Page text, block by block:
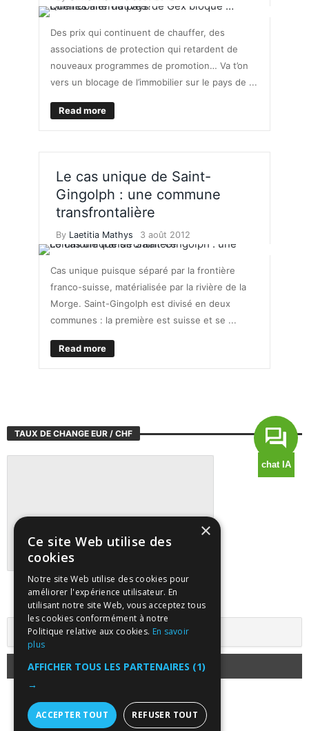
Des prix qui continuent de chauffer, des
associations de protection qui retardent de
nouveaux programmes de promotion… Va t’on
vers un blocage de l’immobilier sur le pays de ...
Read more
Le cas unique de Saint-
Gingolph : une commune
transfrontalière
By Laetitia Mathys 3 août 2012
Cas unique puisque séparé par la frontière
franco-suisse, matérialisée par la rivière de la
Morge. Saint-Gingolph est divisé en deux
communes : la première est suisse et se ...
Read more
TAUX DE CHANGE EUR / CHF
Suivre tous les marchés sur TradingView
×
Ce site Web utilise des
cookies
Notre site Web utilise des cookies pour
améliorer l'expérience utilisateur. En
utilisant notre site Web, vous acceptez tous
les cookies conformément à notre
Politique relative aux cookies. En savoir
plus
AFFICHER TOUS LES PARTENAIRES (1)
→
ACCEPTER TOUT REFUSER TOUT